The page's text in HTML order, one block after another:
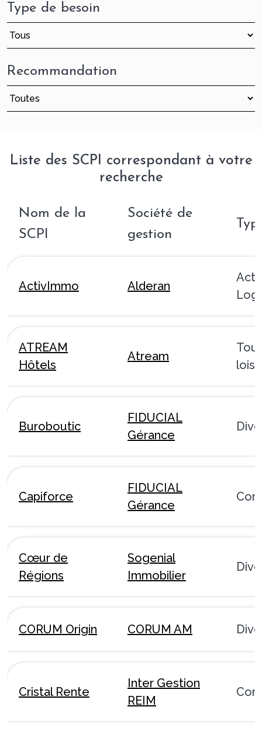
Type de besoin
Recommandation
Liste des SCPI correspondant à votre
recherche
Nom de la
SCPI
Société de
gestion
ActivImmo Alderan
ATREAM
Hôtels
Atream
Buroboutic
FIDUCIAL
Gérance
Capiforce
FIDUCIAL
Gérance
Cœur de
Régions
Sogenial
Immobilier
CORUM Origin CORUM AM
Cristal Rente
Inter Gestion
REIM